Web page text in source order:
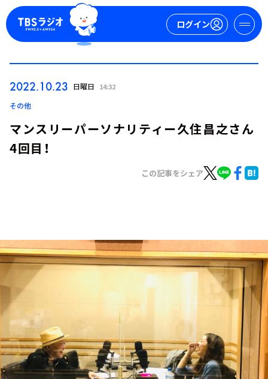
ログイン
トピックス
TBS Podcast
お知らせ
イベント・グッズ
会社情報
2022.10.23 日曜日 14:32
その他
マンスリーパーソナリティー久住昌之さん
4回目！
この記事をシェア